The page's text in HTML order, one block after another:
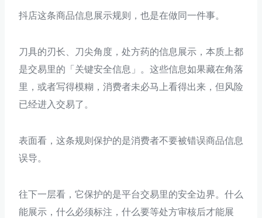
抖店这条商品信息展示规则，也是在做同一件事。
刀具的刃长、刀尖角度，处方药的信息展示，本质上都
是交易里的「关键安全信息」。这些信息如果藏在角落
里，或者写得模糊，消费者未必马上看得出来，但风险
已经进入交易了。
表面看，这条规则保护的是消费者不要被错误商品信息
误导。
往下一层看，它保护的是平台交易里的安全边界。什么
能展示，什么必须标注，什么要等处方审核后才能展